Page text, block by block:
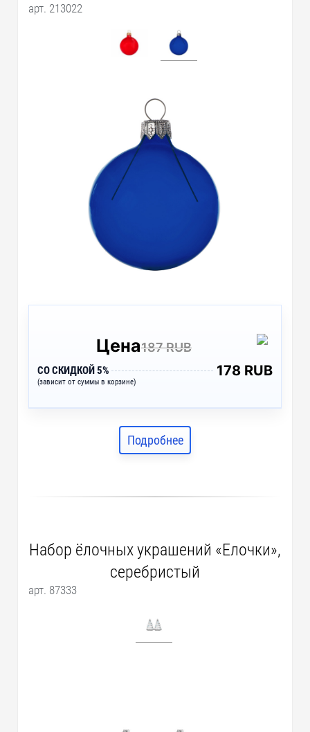
арт. 213022
Цена187 RUB
СО СКИДКОЙ 5%
(зависит от суммы в корзине)
178 RUB
Подробнее
Набор ёлочных украшений «Елочки»,
серебристый
арт. 87333